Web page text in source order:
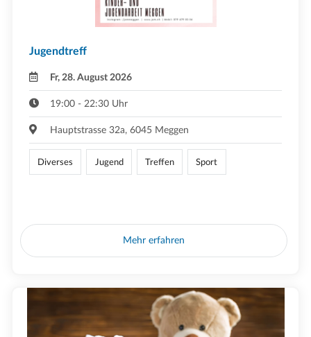
Jugendtreff
Fr, 28. August 2026
19:00 - 22:30 Uhr
Hauptstrasse 32a, 6045 Meggen
Diverses Jugend Treffen Sport
Mehr erfahren